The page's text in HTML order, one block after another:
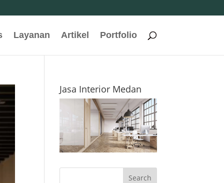
Layanan Artikel Portfolio
Jasa Interior Medan
Search